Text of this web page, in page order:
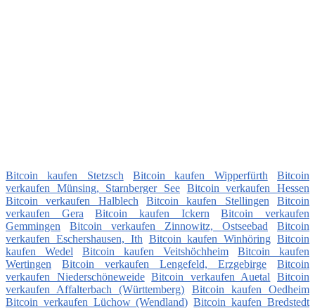
Bitcoin kaufen Stetzsch Bitcoin kaufen Wipperfürth
Bitcoin
verkaufen Münsing, Starnberger See Bitcoin verkaufen Hessen
Bitcoin verkaufen Halblech
Bitcoin kaufen Stellingen
Bitcoin
verkaufen Gera
Bitcoin kaufen Ickern
Bitcoin verkaufen
Gemmingen
Bitcoin verkaufen Zinnowitz, Ostseebad
Bitcoin
verkaufen Eschershausen, Ith Bitcoin kaufen Winhöring Bitcoin
kaufen Wedel
Bitcoin kaufen Veitshöchheim
Bitcoin kaufen
Wertingen
Bitcoin verkaufen Lengefeld, Erzgebirge
Bitcoin
verkaufen Niederschöneweide Bitcoin verkaufen Auetal
Bitcoin
verkaufen Affalterbach (Württemberg)
Bitcoin kaufen Oedheim
Bitcoin verkaufen Lüchow (Wendland) Bitcoin kaufen Bredstedt